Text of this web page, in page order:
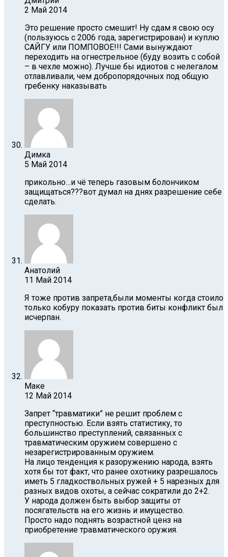
2 Май 2014
Это решение просто смешит! Ну cдам я свою осу
(пользуюсь с 2006 года, зарегистрирован) и куплю
САЙГУ или ПОМПОВОЕ!!! Сами вынуждают
переходить на огнестрельное (буду возить с собой
– в чехле можно). Лучше бы идиотов с нелегалом
отлавливали, чем добропорядочных под общую
гребенку наказывать
Димка
5 Май 2014
прикольно…и чё теперь газовым болончиком
защищаться???вот думал на днях разрешение себе
сделать.
Анатолий
11 Май 2014
Я тоже против запрета,были моменты когда стоило
только кобуру показать против биты конфликт был
исчерпан.
Маке
12 Май 2014
Запрет “травматики” не решит проблем с
преступностью. Если взять статистику, то
большинство преступлений, связанных с
травматическим оружием совершено с
незарегистрированным оружием.
На лицо тенденция к разоружению народа, взять
хотя бы тот факт, что ранее охотнику разрешалось
иметь 5 гладкоствольных ружей + 5 нарезных для
разных видов охоты, а сейчас сократили до 2+2.
У народа должен быть выбор защиты от
посягательств на его жизнь и имущество.
Просто надо поднять возрастной ценз на
приобретение травматического оружия.